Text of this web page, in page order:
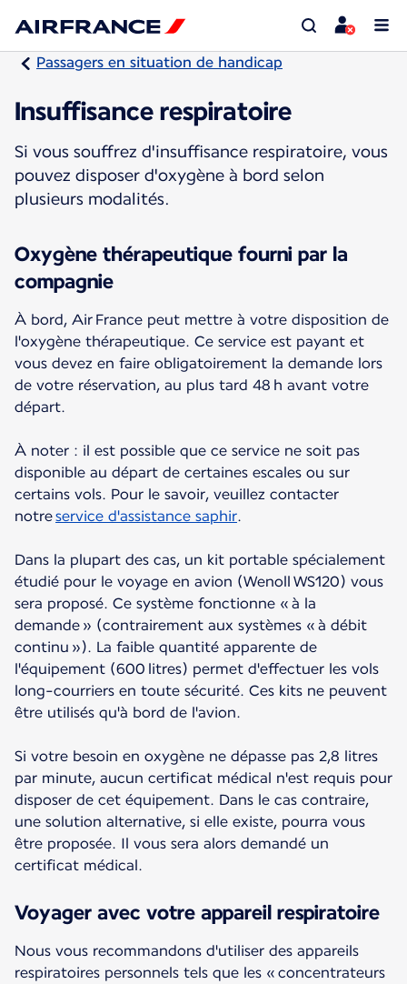
Passagers en situation de handicap
Insuffisance respiratoire
Si vous souffrez d'insuffisance respiratoire, vous
pouvez disposer d'oxygène à bord selon
plusieurs modalités.
Oxygène thérapeutique fourni par la
compagnie
À bord, Air France peut mettre à votre disposition de
l'oxygène thérapeutique. Ce service est payant et
vous devez en faire obligatoirement la demande lors
de votre réservation, au plus tard 48 h avant votre
départ.
À noter : il est possible que ce service ne soit pas
disponible au départ de certaines escales ou sur
certains vols. Pour le savoir, veuillez contacter
notreservice d'assistance saphir.
Dans la plupart des cas, un kit portable spécialement
étudié pour le voyage en avion (Wenoll WS120) vous
sera proposé. Ce système fonctionne « à la
demande » (contrairement aux systèmes « à débit
continu »). La faible quantité apparente de
l'équipement (600 litres) permet d'effectuer les vols
long-courriers en toute sécurité. Ces kits ne peuvent
être utilisés qu'à bord de l'avion.
Si votre besoin en oxygène ne dépasse pas 2,8 litres
par minute, aucun certificat médical n'est requis pour
disposer de cet équipement. Dans le cas contraire,
une solution alternative, si elle existe, pourra vous
être proposée. Il vous sera alors demandé un
certificat médical.
Voyager avec votre appareil respiratoire
Nous vous recommandons d'utiliser des appareils
respiratoires personnels tels que les « concentrateurs